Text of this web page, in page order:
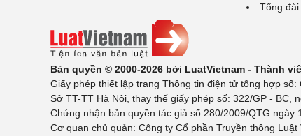
Tổng
Bản quyền © 2000-2026 bởi LuatVietnam - Thành
Giấy phép thiết lập trang Thông tin điện tử tổng hợp
Sở TT-TT Hà Nội, thay thế giấy phép số: 322/GP - BC,
Chứng nhận bản quyền tác giả số 280/2009/QTG
Cơ quan chủ quản: Công ty Cổ phần Truyền thông